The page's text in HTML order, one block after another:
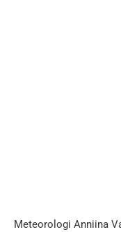
Meteorologi Anniina